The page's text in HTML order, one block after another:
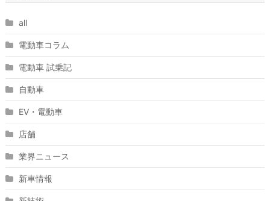
all
電動車コラム
電動車 試乗記
自動車
EV・電動車
店舗
業界ニュース
新車情報